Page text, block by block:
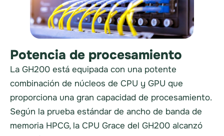
Potencia de procesamiento
La GH200 está equipada con una potente
combinación de núcleos de CPU y GPU que
proporciona una gran capacidad de procesamiento.
Según la prueba estándar de ancho de banda de
memoria HPCG, la CPU Grace del GH200 alcanzó